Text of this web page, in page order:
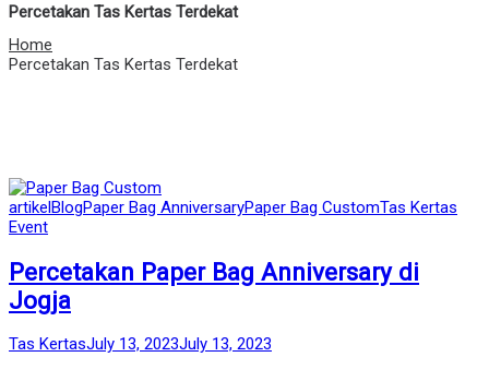
Percetakan Tas Kertas Terdekat
Home
Percetakan Tas Kertas Terdekat
Posted
in
artikelBlogPaper Bag AnniversaryPaper Bag CustomTas Kertas
Event
Percetakan Paper Bag Anniversary di
Jogja
by
Tas KertasPosted
July 13, 2023July 13, 2023